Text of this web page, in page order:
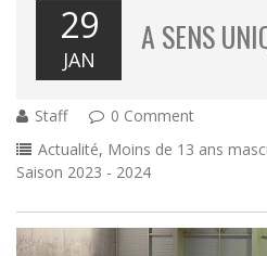
29
JAN
A SENS
Staff
0 Comment
Actualité, Moins de 13 ans
Saison 2023 - 2024